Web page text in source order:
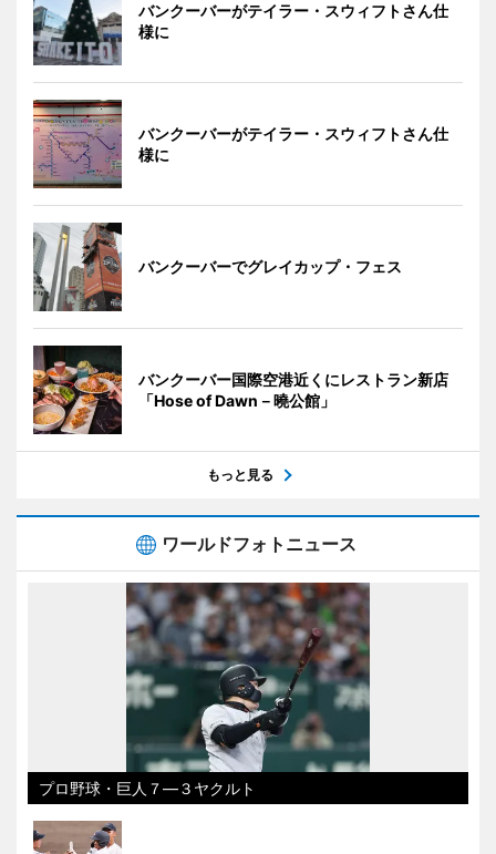
バンクーバーがテイラー・スウィフトさん仕
様に
バンクーバーがテイラー・スウィフトさん仕
様に
バンクーバーでグレイカップ・フェス
バンクーバー国際空港近くにレストラン新店
「Hose of Dawn－曉公館」
もっと見る
ワールドフォトニュース
プロ野球・巨人７―３ヤクルト